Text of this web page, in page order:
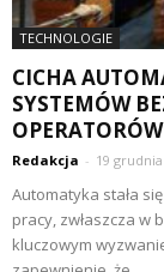
TECHNOLOGIE
CICHA
SYSTEMÓW
OPERATORÓW
Redakcja - 19
Automatyka stała
pracy, zwłaszcza w
kluczowym